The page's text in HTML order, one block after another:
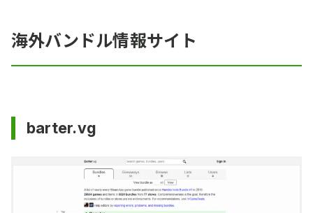
海外バンドル情報サイト
barter.vg